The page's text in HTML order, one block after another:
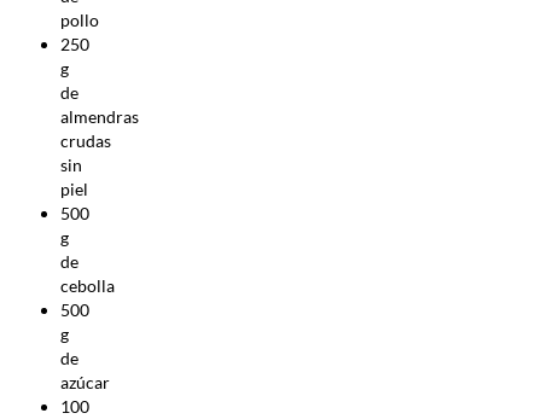
pollo
250
g
de
almendras
crudas
sin
piel
500
g
de
cebolla
500
g
de
azúcar
100